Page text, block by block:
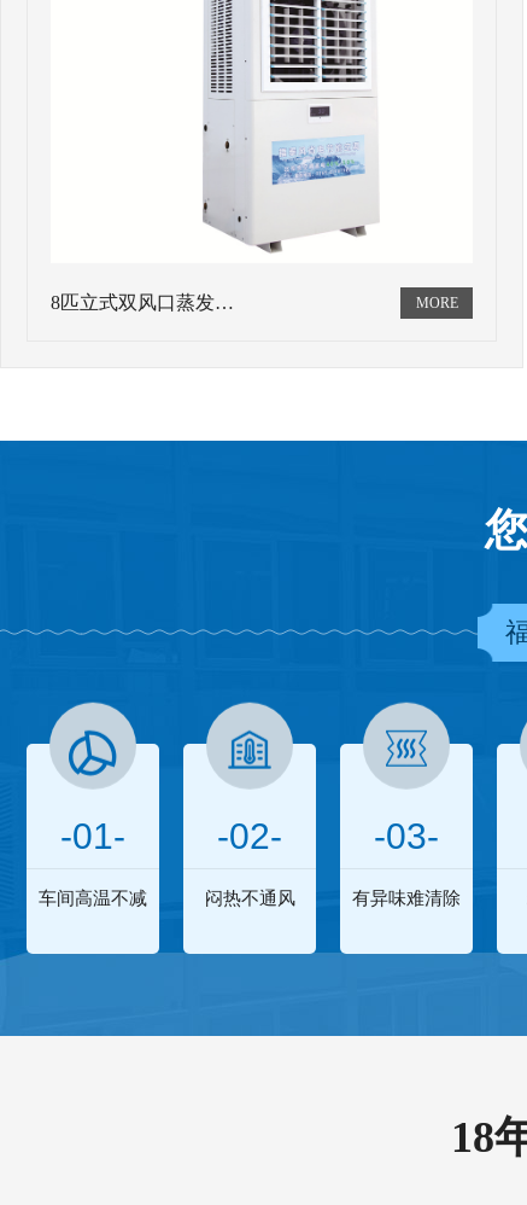
8匹立式双风口蒸发…
-01-
车间高温不减
-02-
闷热不通风
-03-
有异味难清除
18